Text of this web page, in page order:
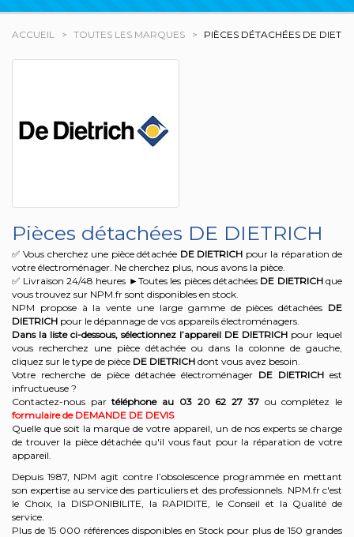
ACCUEIL TOUTES LES MARQUES PIÈCES DÉTACHÉES DE
Pièces détachées DE DIETRICH
✅ Vous cherchez une pièce détachée DE DIETRICH pour la réparation de
votre électroménager. Ne cherchez plus, nous avons la pièce.
✅ Livraison 24/48 heures ►Toutes les pièces détachées DE DIETRICHque
vous trouvez sur NPM.fr sont disponibles en stock.
NPM propose à la vente une large gamme de pièces détachées DE
DIETRICH pour le dépannage de vos appareils électroménagers.
Dans la liste ci-dessous, sélectionnez l’appareil DE DIETRICH pour lequel
vous recherchez une pièce détachée ou dans la colonne de gauche,
cliquez sur le type de pièce DE DIETRICH dont vous avez besoin.
Votre recherche de pièce détachée électroménager DE DIETRICH est
infructueuse ?
Contactez-nous partéléphone au 03 20 62 27 37 ou complétez le
formulaire de DEMANDE DE DEVIS
Quelle que soit la marque de votre appareil, un de nos experts se charge
de trouver la pièce détachée qu'il vous faut pour la réparation de votre
appareil.
Depuis 1987, NPM agit contre l’obsolescence programmée en mettant
son expertise au service des particuliers et des professionnels. NPM.fr c'est
le Choix, la DISPONIBILITE, la RAPIDITE, le Conseil et la Qualité de
service.
Plus de 15 000 références disponibles en Stock pour plus de 150 grandes